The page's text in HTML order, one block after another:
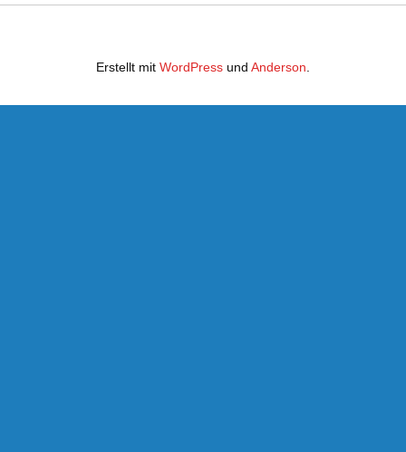
Erstellt mit WordPress und Anderson.